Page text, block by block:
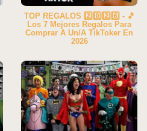
TOP REGALOS 2️⃣0️⃣2️⃣6️⃣ - 🎵
Los 7 Mejores Regalos Para
Comprar A Un/a TikToker En
2026